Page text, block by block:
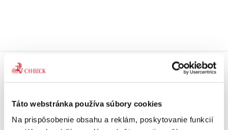
Táto webstránka používa súbory cookies
Na prispôsobenie obsahu a reklám, poskytovanie funkcií
Doprava zdarma
pri nákupu nad 99 €.